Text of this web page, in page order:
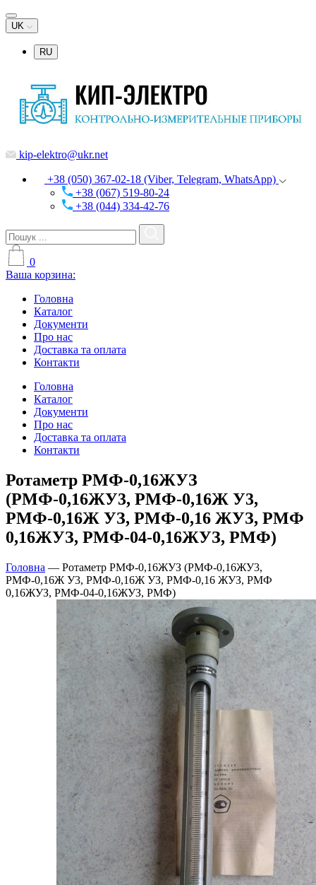
UK
RU
kip-elektro@ukr.net
+38 (050) 367-02-18 (Viber, Telegram, WhatsApp)
+38 (067) 519-80-24
+38 (044) 334-42-76
0
Ваша корзина:
Головна
Каталог
Документи
Про нас
Доставка та оплата
Контакти
Головна
Каталог
Документи
Про нас
Доставка та оплата
Контакти
Ротаметр РМФ-0,16ЖУЗ
(РМФ-0,16ЖУ3, РМФ-0,16Ж У3,
РМФ-0,16Ж УЗ, РМФ-0,16 ЖУЗ, РМФ
0,16ЖУЗ, РМФ-04-0,16ЖУЗ, РМФ)
Головна — Ротаметр РМФ-0,16ЖУЗ (РМФ-0,16ЖУ3,
РМФ-0,16Ж У3, РМФ-0,16Ж УЗ, РМФ-0,16 ЖУЗ, РМФ
0,16ЖУЗ, РМФ-04-0,16ЖУЗ, РМФ)